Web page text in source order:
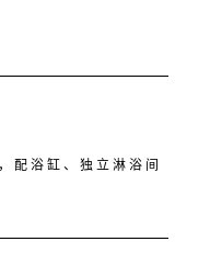
配浴缸、独立淋浴间